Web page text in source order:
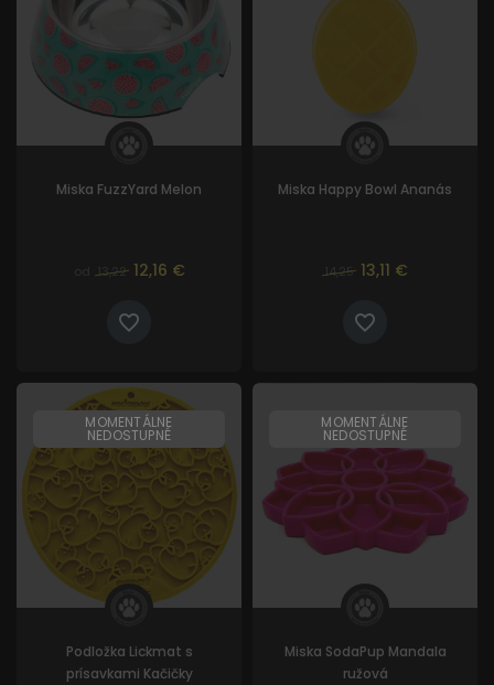
Miska FuzzYard Melon
13,22 12,16 €
Miska Happy Bowl Ananás
14,25 13,11 €
MOMENTÁLNE
NEDOSTUPNÉ
Podložka Lickmat s
prísavkami Kačičky
MOMENTÁLNE
NEDOSTUPNÉ
Miska SodaPup Mandala
ružová